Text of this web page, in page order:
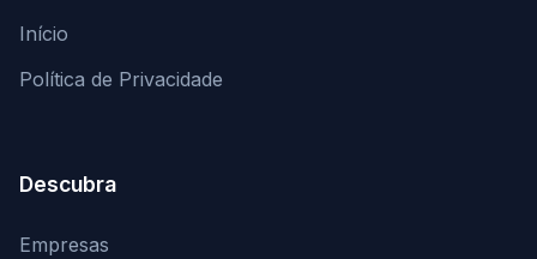
Início
Política de Privacidade
Descubra
Empresas